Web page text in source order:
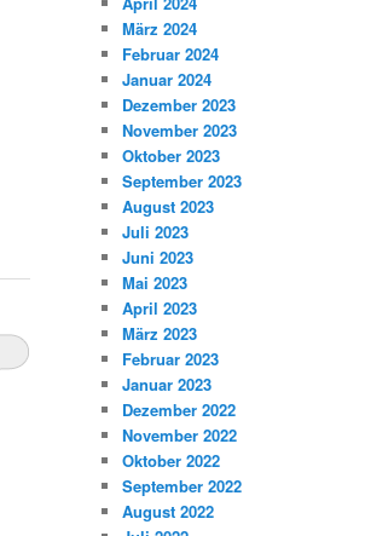
März 2024
Februar 2024
Januar 2024
Dezember 2023
November 2023
Oktober 2023
September 2023
August 2023
Juli 2023
Juni 2023
Mai 2023
April 2023
März 2023
Februar 2023
Januar 2023
Dezember 2022
November 2022
Oktober 2022
September 2022
August 2022